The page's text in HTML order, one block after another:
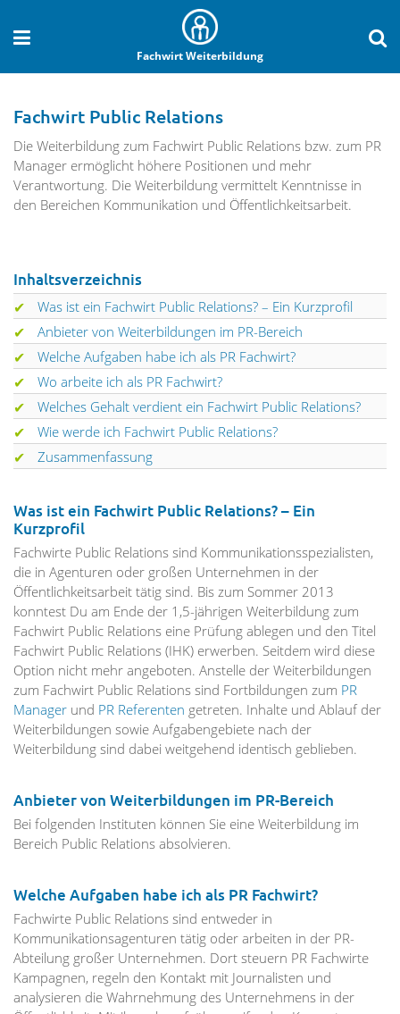
Fachwirt Weiterbildung
Fachwirt Public Relations
Die Weiterbildung zum Fachwirt Public Relations bzw. zum PR
Manager ermöglicht höhere Positionen und mehr
Verantwortung. Die Weiterbildung vermittelt Kenntnisse in
den Bereichen Kommunikation und Öffentlichkeitsarbeit.
Inhaltsverzeichnis
Was ist ein Fachwirt Public Relations? – Ein Kurzprofil
Anbieter von Weiterbildungen im PR-Bereich
Welche Aufgaben habe ich als PR Fachwirt?
Wo arbeite ich als PR Fachwirt?
Welches Gehalt verdient ein Fachwirt Public Relations?
Wie werde ich Fachwirt Public Relations?
Zusammenfassung
Was ist ein Fachwirt Public Relations? – Ein
Kurzprofil
Fachwirte Public Relations sind Kommunikationsspezialisten,
die in Agenturen oder großen Unternehmen in der
Öffentlichkeitsarbeit tätig sind. Bis zum Sommer 2013
konntest Du am Ende der 1,5-jährigen Weiterbildung zum
Fachwirt Public Relations eine Prüfung ablegen und den Titel
Fachwirt Public Relations (IHK) erwerben. Seitdem wird diese
Option nicht mehr angeboten. Anstelle der Weiterbildungen
zum Fachwirt Public Relations sind Fortbildungen zum PR
Manager und PR Referenten getreten. Inhalte und Ablauf der
Weiterbildungen sowie Aufgabengebiete nach der
Weiterbildung sind dabei weitgehend identisch geblieben.
Anbieter von Weiterbildungen im PR-Bereich
Bei folgenden Instituten können Sie eine Weiterbildung im
Bereich Public Relations absolvieren.
Welche Aufgaben habe ich als PR Fachwirt?
Fachwirte Public Relations sind entweder in
Kommunikationsagenturen tätig oder arbeiten in der PR-
Abteilung großer Unternehmen. Dort steuern PR Fachwirte
Kampagnen, regeln den Kontakt mit Journalisten und
analysieren die Wahrnehmung des Unternehmens in der